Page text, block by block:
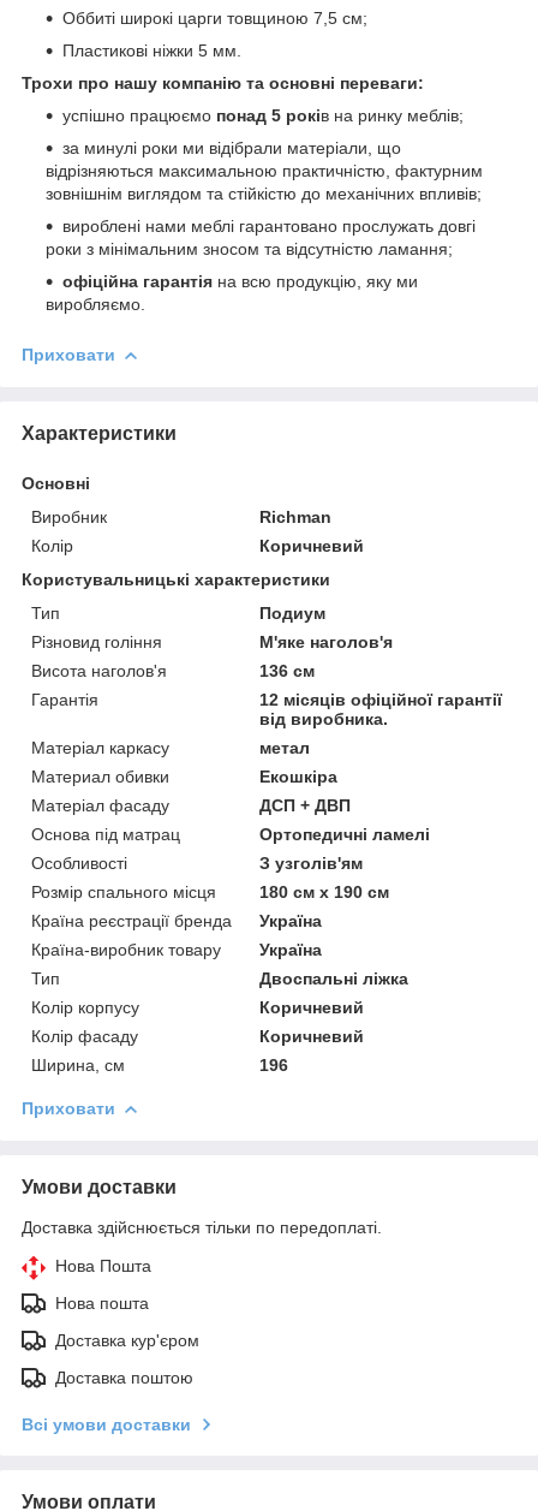
Оббиті широкі царги товщиною 7,5 см;
Пластикові ніжки 5 мм.
Трохи про нашу компанію та основні переваги:
успішно працюємо понад 5 років на ринку меблів;
за минулі роки ми відібрали матеріали, що
відрізняються максимальною практичністю, фактурним
зовнішнім виглядом та стійкістю до механічних впливів;
вироблені нами меблі гарантовано прослужать довгі
роки з мінімальним зносом та відсутністю ламання;
офіційна гарантія на всю продукцію, яку ми
виробляємо.
Приховати
Характеристики
Основні
Виробник
Richman
Колір
Коричневий
Користувальницькі характеристики
Тип
Подиум
Різновид гоління
М'яке наголов'я
Висота наголов'я
136 см
Гарантія
12 місяців офіційної гарантії
від виробника.
Матеріал каркасу
метал
Материал обивки
Екошкіра
Матеріал фасаду
ДСП + ДВП
Основа під матрац
Ортопедичні ламелі
Особливості
З узголів'ям
Розмір спального місця
180 см х 190 см
Країна реєстрації бренда
Україна
Країна-виробник товару
Україна
Тип
Двоспальні ліжка
Колір корпусу
Коричневий
Колір фасаду
Коричневий
Ширина, см
196
Приховати
Умови доставки
Доставка здійснюється тільки по передоплаті.
Нова Пошта
Нова пошта
Доставка кур'єром
Доставка поштою
Всі умови доставки
Умови оплати